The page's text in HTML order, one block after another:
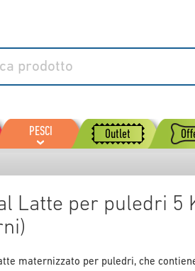
PESCI Outlet
Latte per puledri 5
maternizzato per puledri, che